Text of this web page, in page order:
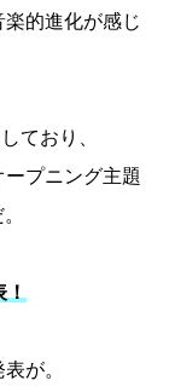
的進化が感じ
ており、
プニング主題
が。